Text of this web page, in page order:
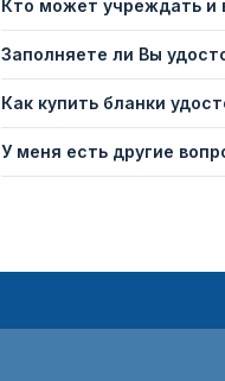
Кто может учреждать и
Заполняете ли Вы
Как купить бланки
У меня есть другие